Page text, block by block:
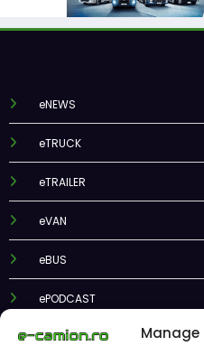
Manage
eNEWS
eTRUCK
eTRAILER
eVAN
eBUS
ePODCAST